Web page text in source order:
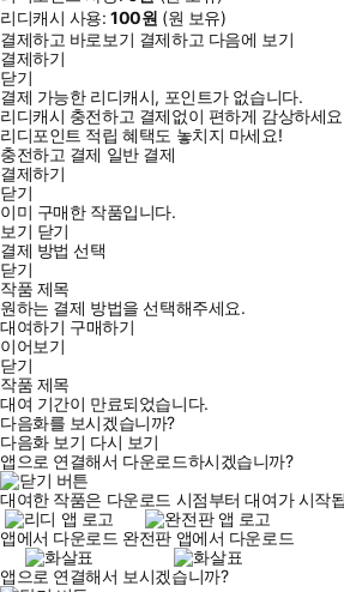
리디캐시 사용:100원 (원 보유)
결제하고 바로보기 결제하고 다음에 보기
결제하기
닫기
결제 가능한 리디캐시, 포인트가 없습니다.
리디캐시 충전하고 결제없이 편하게 감상하세
리디포인트 적립 혜택도 놓치지 마세요!
충전하고 결제 일반 결제
결제하기
닫기
이미 구매한 작품입니다.
보기 닫기
결제 방법 선택
닫기
작품 제목
원하는 결제 방법을 선택해주세요.
대여하기 구매하기
이어보기
닫기
작품 제목
대여 기간이 만료되었습니다.
다음화를 보시겠습니까?
다음화 보기 다시 보기
앱으로 연결해서 다운로드하시겠습니까?
대여한 작품은 다운로드 시점부터 대여가 시작
앱에서 다운로드 완전판 앱에서 다운로드
앱으로 연결해서 보시겠습니까?